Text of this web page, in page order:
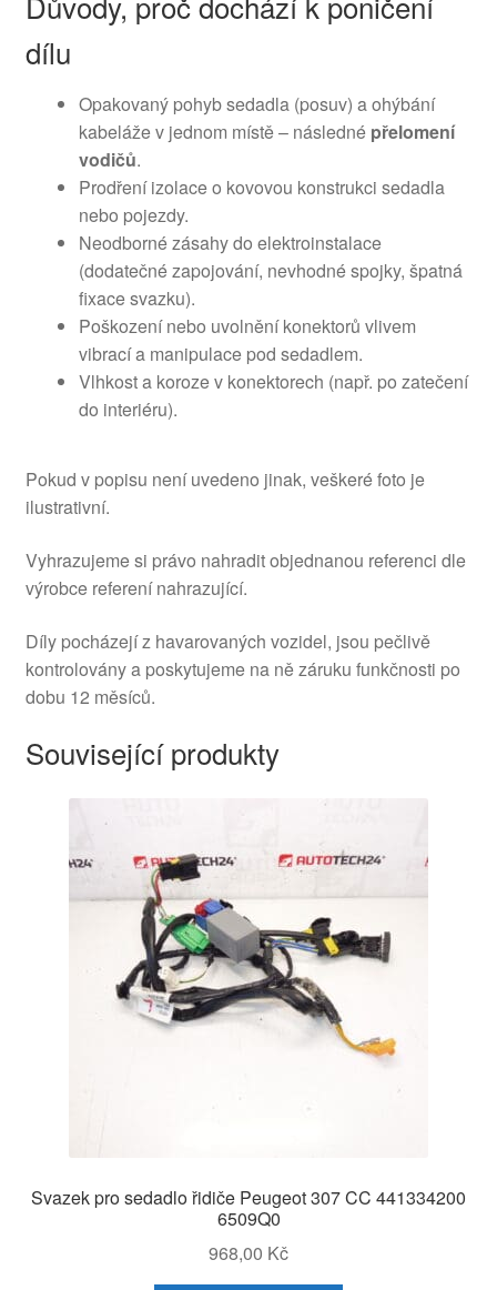
dílu
Opakovaný pohyb sedadla (posuv) a ohýbání
kabeláže v jednom místě – následné přelomení
vodičů.
Prodření izolace o kovovou konstrukci sedadla
nebo pojezdy.
Neodborné zásahy do elektroinstalace
(dodatečné zapojování, nevhodné spojky, špatná
fixace svazku).
Poškození nebo uvolnění konektorů vlivem
vibrací a manipulace pod sedadlem.
Vlhkost a koroze v konektorech (např. po zatečení
do interiéru).
Pokud v popisu není uvedeno jinak, veškeré foto je
ilustrativní.
Vyhrazujeme si právo nahradit objednanou referenci dle
výrobce referení nahrazující.
Díly pocházejí z havarovaných vozidel, jsou pečlivě
kontrolovány a poskytujeme na ně záruku funkčnosti po
dobu 12 měsíců.
Související produkty
Svazek pro sedadlo řidiče Peugeot 307 CC 441334200
6509Q0
968,00 Kč